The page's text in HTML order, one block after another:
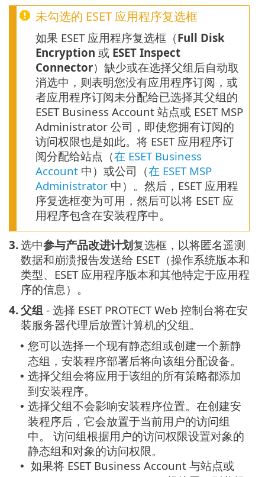
未勾选的 ESET 应用程序复选框
如果 ESET 应用程序复选框（Full Disk
Encryption 或 ESET Inspect
Connector）缺少或在选择父组后自动取
消选中，则表明您没有应用程序订阅，或
者应用程序订阅未分配给已选择其父组的
ESET Business Account 站点或 ESET MSP
Administrator 公司，即使您拥有订阅的
访问权限也是如此。将 ESET 应用程序订
阅分配给站点（在 ESET Business
Account 中）或公司（在 ESET MSP
Administrator 中）。然后，ESET 应用程
序复选框变为可用，然后可以将 ESET 应
用程序包含在安装程序中。
3.选中参与产品改进计划复选框，以将匿名遥测
数据和崩溃报告发送给 ESET（操作系统版本和
类型、ESET 应用程序版本和其他特定于应用程
序的信息）。
4.父组 - 选择 ESET PROTECT Web 控制台将在安
装服务器代理后放置计算机的父组。
• 您可以选择一个现有静态组或创建一个新静
态组，安装程序部署后将向该组分配设备。
• 选择父组会将应用于该组的所有策略都添加
到安装程序。
• 选择父组不会影响安装程序位置。在创建安
装程序后，它会放置于当前用户的访问组
中。 访问组根据用户的访问权限设置对象的
静态组和对象的访问权限。
• 如果将 ESET Business Account 与站点或